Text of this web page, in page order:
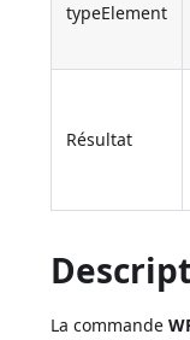
typeElement
Résultat
La commande